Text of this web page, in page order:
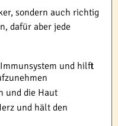
sondern auch richtig
dafür aber jede
und hilft
und die Haut
und hält den